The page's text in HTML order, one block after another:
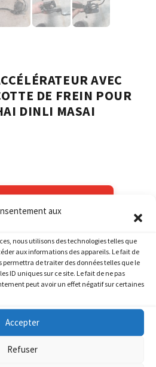
aux
nous utilisons des technologies telles que
aux informations des appareils. Le fait de
permettra de traiter des données telles que le
ID uniques sur ce site. Le fait de ne pas
peut avoir un effet négatif sur certaines
Accepter
Refuser
AVEC
DE FREIN POUR
DINLI MASAI